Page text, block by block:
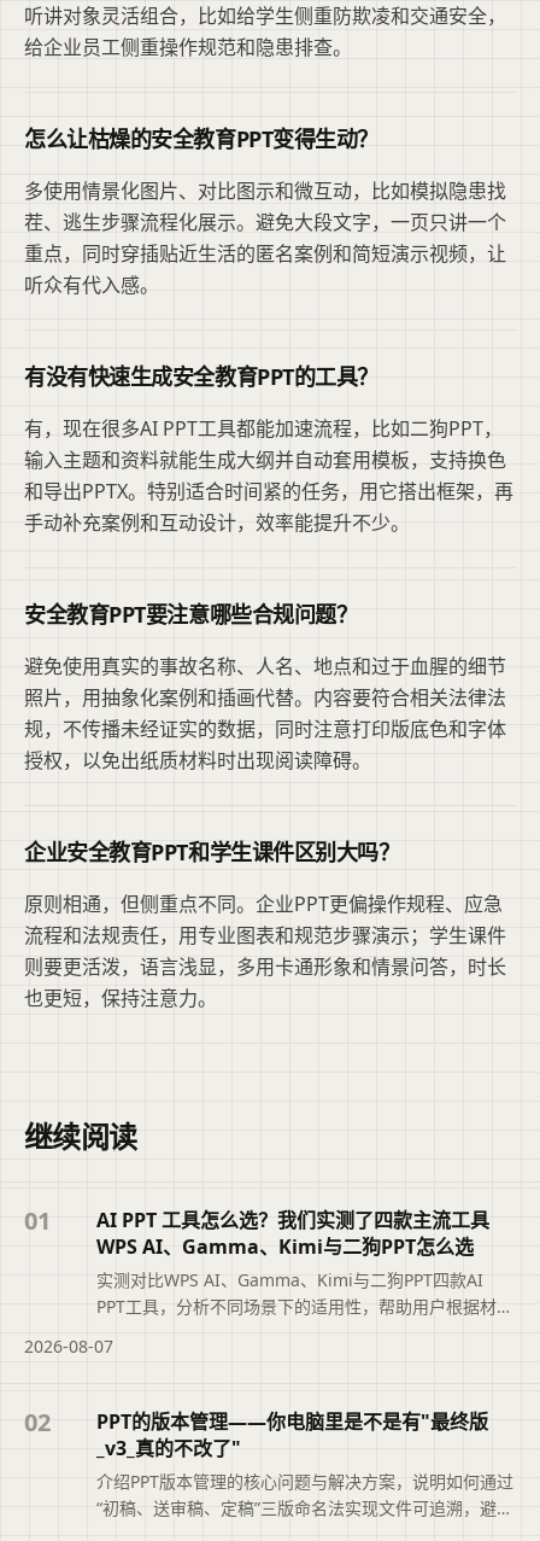
听讲对象灵活组合，比如给学生侧重防欺凌和交通安全，
给企业员工侧重操作规范和隐患排查。
怎么让枯燥的安全教育PPT变得生动？
多使用情景化图片、对比图示和微互动，比如模拟隐患找
茬、逃生步骤流程化展示。避免大段文字，一页只讲一个
重点，同时穿插贴近生活的匿名案例和简短演示视频，让
听众有代入感。
有没有快速生成安全教育PPT的工具？
有，现在很多AI PPT工具都能加速流程，比如二狗PPT，
输入主题和资料就能生成大纲并自动套用模板，支持换色
和导出PPTX。特别适合时间紧的任务，用它搭出框架，再
手动补充案例和互动设计，效率能提升不少。
安全教育PPT要注意哪些合规问题？
避免使用真实的事故名称、人名、地点和过于血腥的细节
照片，用抽象化案例和插画代替。内容要符合相关法律法
规，不传播未经证实的数据，同时注意打印版底色和字体
授权，以免出纸质材料时出现阅读障碍。
企业安全教育PPT和学生课件区别大吗？
原则相通，但侧重点不同。企业PPT更偏操作规程、应急
流程和法规责任，用专业图表和规范步骤演示；学生课件
则要更活泼，语言浅显，多用卡通形象和情景问答，时长
也更短，保持注意力。
继续阅读
01
AI PPT 工具怎么选？我们实测了四款主流工具
WPS AI、Gamma、Kimi与二狗PPT怎么选
实测对比WPS AI、Gamma、Kimi与二狗PPT四款AI
PPT工具，分析不同场景下的适用性，帮助用户根据材料
目追求综合排名。摘要依据标题与正文整理，概括页面
断文章是否符合当前需求，再查看完整原文。
2026-08-07
02
PPT的版本管理——你电脑里是不是有"最终版
_v3_真的不改了"
介绍PPT版本管理的核心问题与解决方案，说明如何通过
“初稿、送审稿、定稿”三版命名法实现文件可追溯，避免